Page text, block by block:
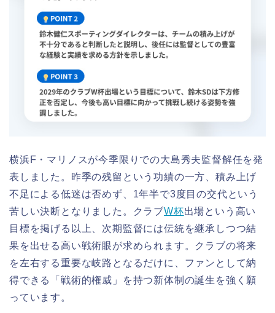
横浜F・マリノスが今季限りでの大島秀夫監督解任を発
表しました。昨季の残留という功績の一方、積み上げ
不足による低迷は否めず、1年半で3度目の交代という
苦しい決断となりました。クラブW杯出場という高い
目標を掲げる以上、次期監督には伝統を継承しつつ結
果を出せる高い戦術眼が求められます。クラブの将来
を左右する重要な岐路となるだけに、ファンとして納
得できる「戦術的権威」を持つ新体制の誕生を強く願
っています。